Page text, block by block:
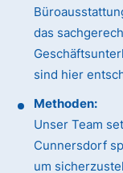
das
sind hier
Methoden:
Unser Team
Cunnersdorf
um